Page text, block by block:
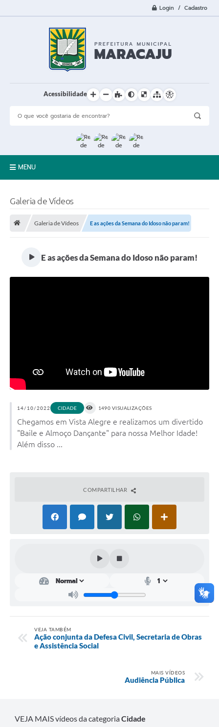
Login / Cadastro
Acessibilidade
MENU
Licitações
Serviços para o cidadão
Serviços para a empresa
Serviços para o Servidor
Plano Municipal de Enfrentamento da Pandemia em
Plano Municipal de Enfrentamento da Pandemia em
Decorrência de COVID-19 Educação - Adesão ao
Galeria de Vídeos
Galeria de Vídeos E as ações da Semana do Idoso não param!
E as ações da Semana do Idoso não param!
14/10/2022 CIDADE 1490 VISUALIZAÇÕES
Chegamos em Vista Alegre e realizamos um divertido
"Baile e Almoço Dançante" para nossa Melhor Idade!
Além disso ...
COMPARTILHAR
VEJA TAMBÉM
Ação conjunta da Defesa Civil, Secretaria de Obras
e Assistência Social
MAIS VÍDEOS
Audiência Pública
VEJA MAIS vídeos da categoriaCidade